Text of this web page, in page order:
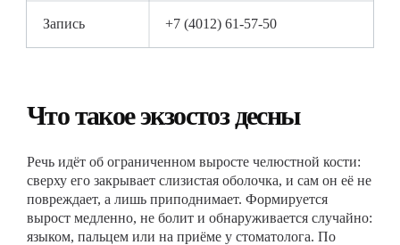
Запись +7 (4012) 61-57-50
Что такое экзостоз десны
Речь идёт об ограниченном выросте челюстной кости:
сверху его закрывает слизистая оболочка, и сам он её не
повреждает, а лишь приподнимает. Формируется
вырост медленно, не болит и обнаруживается случайно:
языком, пальцем или на приёме у стоматолога. По